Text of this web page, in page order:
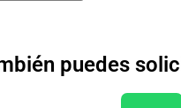
puedes